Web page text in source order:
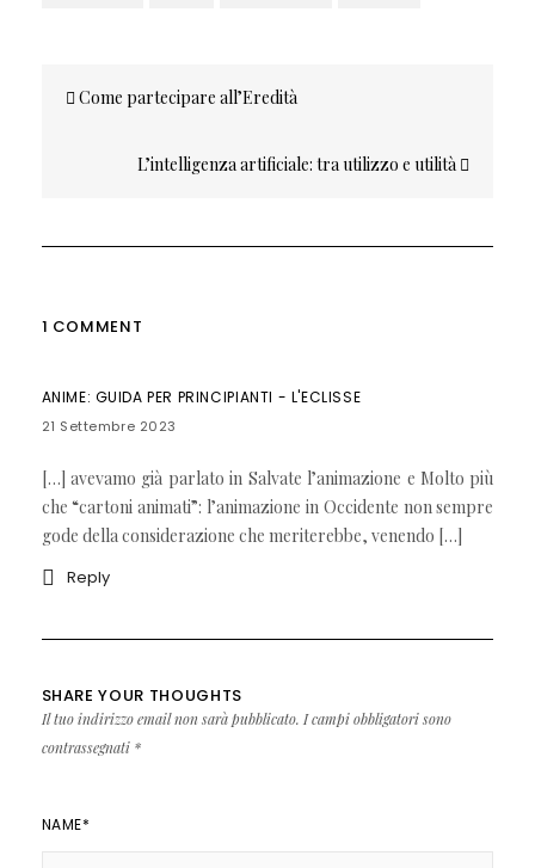
Navigazione
Come partecipare all’Eredità
L’intelligenza artificiale: tra utilizzo e utilità
1 COMMENT
ANIME: GUIDA PER PRINCIPIANTI - L'ECLISSE
21 Settembre 2023
[…] avevamo già parlato in Salvate l’animazione e Molto più
che “cartoni animati”: l’animazione in Occidente non sempre
gode della considerazione che meriterebbe, venendo […]
Reply
SHARE YOUR THOUGHTS
Il tuo indirizzo email non sarà pubblicato. I campi obbligatori sono
contrassegnati *
NAME*